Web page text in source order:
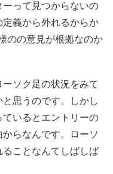
って見つからないの
定義から外れるからか
のの意見が根拠なのか
ソク足の状況をみて
思うのです。しかし
いるとエントリーの
らなんです。ローソ
ことなんてしばしば